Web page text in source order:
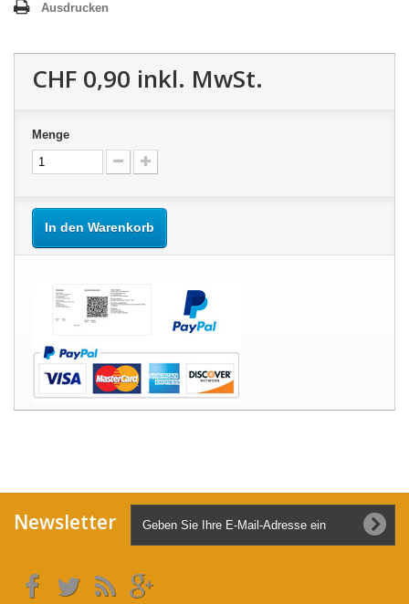
Ausdrucken
CHF 0,90 inkl. MwSt.
Menge
In den Warenkorb
Newsletter